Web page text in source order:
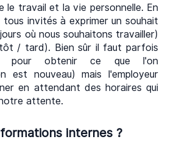
le travail et la vie personnelle. En
invités à exprimer un souhait
où nous souhaitons travailler)
/ tard). Bien sûr il faut parfois
pour obtenir ce que l'on
est nouveau) mais l'employeur
en attendant des horaires qui
attente.
internes ?